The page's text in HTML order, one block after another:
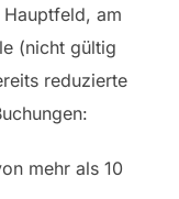
am
(nicht gültig
reduzierte
mehr als 10